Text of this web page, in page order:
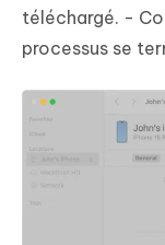
téléchargé. -
processus se